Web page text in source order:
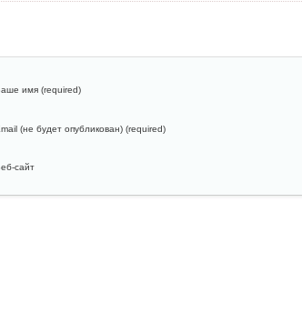
имя (required)
(не будет опубликован) (required)
сайт